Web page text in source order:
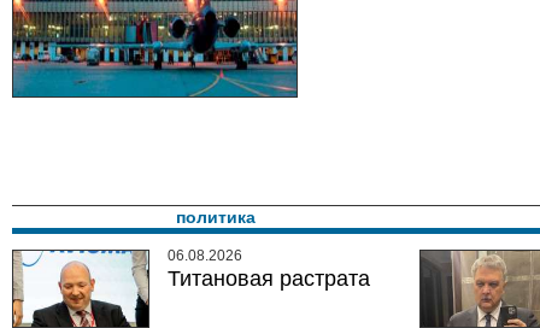
политика
06.08.2026
Титановая растрата